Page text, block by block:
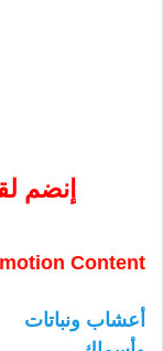
إنضم
Content
أعشاب ونباتات